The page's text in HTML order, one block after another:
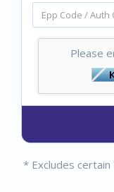
Please
* Excludes